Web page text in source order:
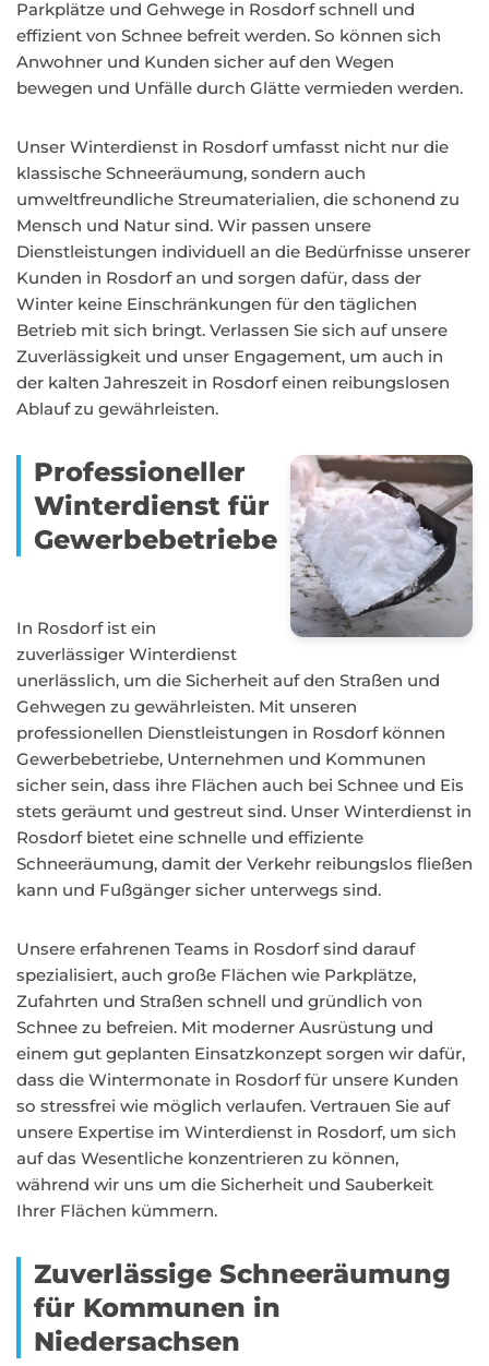
Parkplätze und Gehwege in Rosdorf schnell und
effizient von Schnee befreit werden. So können sich
Anwohner und Kunden sicher auf den Wegen
bewegen und Unfälle durch Glätte vermieden werden.
Unser Winterdienst in Rosdorf umfasst nicht nur die
klassische Schneeräumung, sondern auch
umweltfreundliche Streumaterialien, die schonend zu
Mensch und Natur sind. Wir passen unsere
Dienstleistungen individuell an die Bedürfnisse unserer
Kunden in Rosdorf an und sorgen dafür, dass der
Winter keine Einschränkungen für den täglichen
Betrieb mit sich bringt. Verlassen Sie sich auf unsere
Zuverlässigkeit und unser Engagement, um auch in
der kalten Jahreszeit in Rosdorf einen reibungslosen
Ablauf zu gewährleisten.
Professioneller
Winterdienst für
Gewerbebetriebe
In Rosdorf ist ein
zuverlässiger Winterdienst
unerlässlich, um die Sicherheit auf den Straßen und
Gehwegen zu gewährleisten. Mit unseren
professionellen Dienstleistungen in Rosdorf können
Gewerbebetriebe, Unternehmen und Kommunen
sicher sein, dass ihre Flächen auch bei Schnee und Eis
stets geräumt und gestreut sind. Unser Winterdienst in
Rosdorf bietet eine schnelle und effiziente
Schneeräumung, damit der Verkehr reibungslos fließen
kann und Fußgänger sicher unterwegs sind.
Unsere erfahrenen Teams in Rosdorf sind darauf
spezialisiert, auch große Flächen wie Parkplätze,
Zufahrten und Straßen schnell und gründlich von
Schnee zu befreien. Mit moderner Ausrüstung und
einem gut geplanten Einsatzkonzept sorgen wir dafür,
dass die Wintermonate in Rosdorf für unsere Kunden
so stressfrei wie möglich verlaufen. Vertrauen Sie auf
unsere Expertise im Winterdienst in Rosdorf, um sich
auf das Wesentliche konzentrieren zu können,
während wir uns um die Sicherheit und Sauberkeit
Ihrer Flächen kümmern.
Zuverlässige Schneeräumung
für Kommunen in
Niedersachsen